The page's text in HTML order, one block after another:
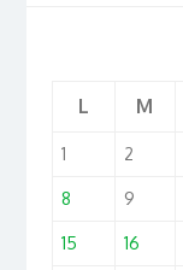
L M
1 2
8 9
15 16